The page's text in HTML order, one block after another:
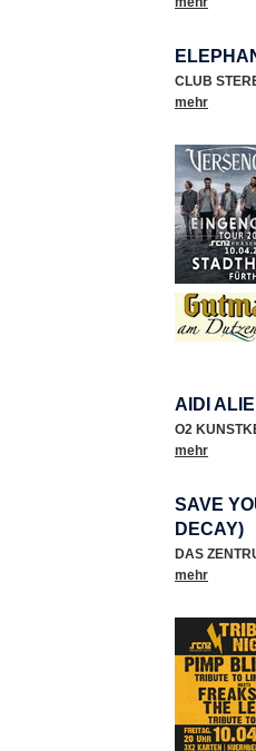
CLUB
mehr
AIDI
O2
mehr
SAVE
DECAY)
DAS
mehr